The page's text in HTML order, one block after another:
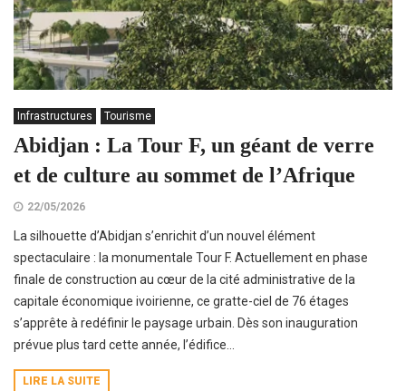
Infrastructures Tourisme
Abidjan : La Tour F, un géant de verre
et de culture au sommet de l’Afrique
22/05/2026
La silhouette d’Abidjan s’enrichit d’un nouvel élément
spectaculaire : la monumentale Tour F. Actuellement en phase
finale de construction au cœur de la cité administrative de la
capitale économique ivoirienne, ce gratte-ciel de 76 étages
s’apprête à redéfinir le paysage urbain. Dès son inauguration
prévue plus tard cette année, l’édifice...
LIRE LA SUITE